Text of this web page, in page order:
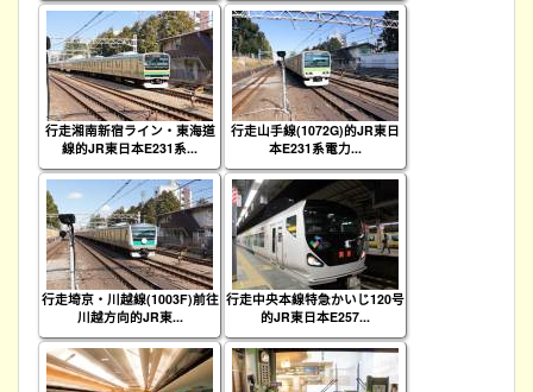
行走湘南新宿ライン・東海道
線的JR東日本E231系...
行走山手線(1072G)的JR東日
本E231系電力...
行走埼京・川越線(1003F)前往
川越方向的JR東...
行走中央本線特急かいじ120号
的JR東日本E257...